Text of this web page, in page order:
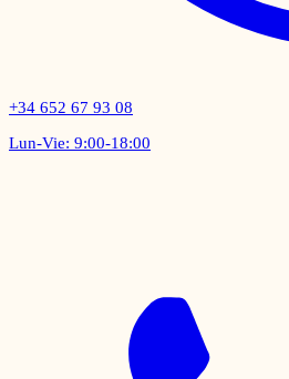
+34 652 67 93 08
Lun-Vie: 9:00-18:00